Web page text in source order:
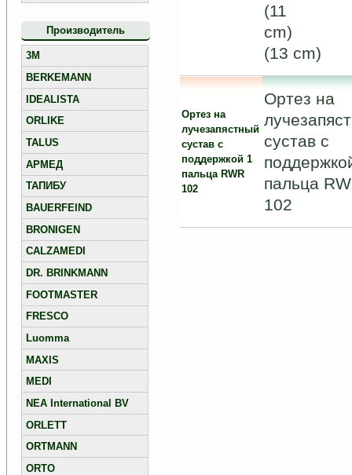
Производитель
3M
BERKEMANN
IDEALISTA
ORLIKE
TALUS
АРМЕД
ТАПИБУ
BAUERFEIND
BRONIGEN
CALZAMEDI
DR. BRINKMANN
FOOTMASTER
FRESCO
Luomma
MAXIS
MEDI
NEA International BV
ORLETT
ORTMANN
ORTO
(11
cm)
(13 cm)
Ортез на
лучезапястный
сустав с
поддержкой 1
пальца RWR
102
Ортез на
сустав с
пальца
102